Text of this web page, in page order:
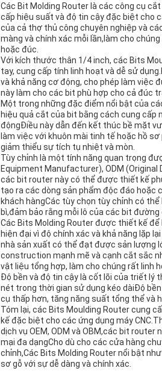
Các Bit Molding Router là các công cụ
cấp hiệu suất và độ tin cậy đặc biệt cho
của cả thợ thủ công chuyên nghiệp và
màng và chính xác mỗi lần,làm cho
hoặc đúc.
Với kích thước thân 1/4 inch, các Bits
tay, cung cấp tính linh hoạt và dễ sử
và khả năng cơ động, cho phép làm việc
này làm cho các bit phù hợp cho cả đúc
Một trong những đặc điểm nổi bật của
hiệu quả cắt của bit bằng cách cung
độngĐiều này dẫn đến kết thúc bề mặt
làm việc với khuôn mài tinh tế hoặc hồ
giảm thiểu sự tích tụ nhiệt và mòn.
Tùy chỉnh là một tính năng quan trọng
Equipment Manufacturer), ODM
các bit router này có thể được thiết kế
tạo ra các dòng sản phẩm độc đáo
khách hàngCác tùy chọn tùy chỉnh có
bì,đảm bảo rằng mỗi lô của các bit
Các Bits Molding Router được thiết kế để
hiện đại vì độ chính xác và khả năng lặp
nhà sản xuất có thể đạt được sản lượng
construction mạnh mẽ và cạnh cắt sắc
vật liệu tổng hợp, làm cho chúng rất linh
Độ bền và độ tin cậy là cốt lõi của triết lý
nét trong thời gian sử dụng kéo dàiĐộ
cụ thấp hơn, tăng năng suất tổng thể và
Tóm lại, các Bits Moulding Router cung
kế đặc biệt cho các ứng dụng máy
dịch vụ OEM, ODM và OBM,các bit
mại đa dạngCho dù cho các cửa hàng
chỉnh,Các Bits Molding Router nổi bật
sơ gỗ với sự dễ dàng và chính xác.